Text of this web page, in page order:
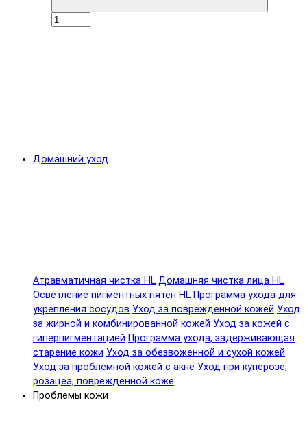
Домашний уход
Атравматичная чистка HL Домашняя чистка лица HL
Осветление пигментных пятен HL Программа ухода для
укрепления сосудов Уход за поврежденной кожей Уход
за жирной и комбинированной кожей Уход за кожей с
гиперпигментацией Программа ухода, задерживающая
старение кожи Уход за обезвоженной и сухой кожей
Уход за проблемной кожей с акне Уход при куперозе,
розацеа, поврежденной коже
Проблемы кожи